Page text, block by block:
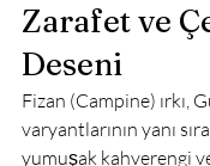
Zarafet ve
Deseni
Fizan (Campine) ırkı,
varyantlarının yanı
yumuşak kahverengi